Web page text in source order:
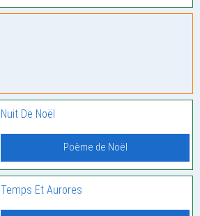
Nuit De Noël
Poème de Noël
Temps Et Aurores